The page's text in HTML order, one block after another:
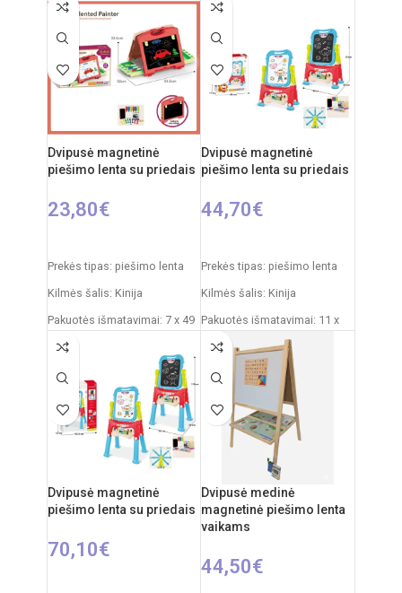
Produkto išmatavimai: 33 x
Rekomenduojamas amžius:
nuo 3 metų
48 x 70 cm
Virtuvėlės išmatavimai: 33 x
34,5 x 72,5 cm
Produkto medžiaga: plastikas
Rekomenduojamas amžius:
Elementai: 3 x AA
(nepridedamos)
Dvipusė magnetinė
piešimo lenta su priedais
23,80€
Prekės tipas: piešimo lenta
Kilmės šalis: Kinija
Pakuotės išmatavimai: 7 x 49
Produkto išmatavimai: 33,5 x
32 x 54,5 cm
Rekomenduojamas amžius:
nuo 3 metų
Dvipusė magnetinė
piešimo lenta su priedais
44,70€
Prekės tipas: piešimo lenta
Kilmės šalis: Kinija
Pakuotės išmatavimai: 11 x
Produkto išmatavimai: 30 x
49 x 67 cm
Rekomenduojamas amžius:
nuo 3 metų
Dvipusė magnetinė
piešimo lenta su priedais
70,10€
Dvipusė medinė
magnetinė piešimo lenta
vaikams
44,50€